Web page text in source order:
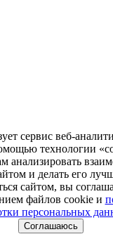
сервис веб-
технологии
анализировать
и делать его
сайтом, вы
файлов cookie и
персональных
Соглашаюсь